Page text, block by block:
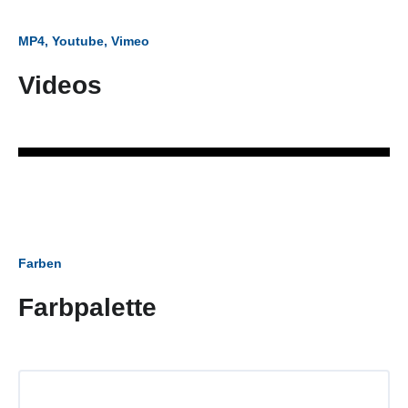
MP4, Youtube, Vimeo
Videos
Farben
Farbpalette